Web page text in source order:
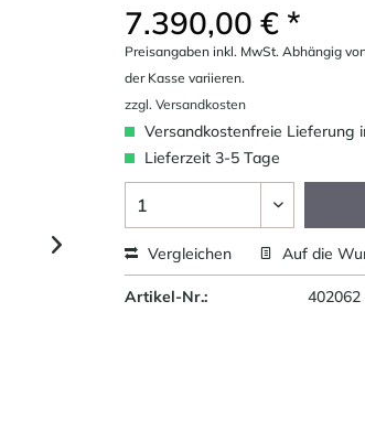
7.390,00 € *
Preisangaben inkl. MwSt. Abhängig
der Kasse variieren.
zzgl. Versandkosten
Versandkostenfreie Lieferung
Lieferzeit 3-5 Tage
Vergleichen Auf die
Artikel-Nr.: 402062